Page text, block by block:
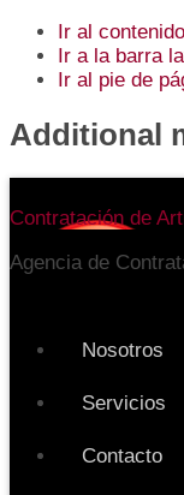
Ir al
Ir a la barra
Ir al pie de
Additional
Contratación de
Agencia de
Nosotros
Servicios
Contacto